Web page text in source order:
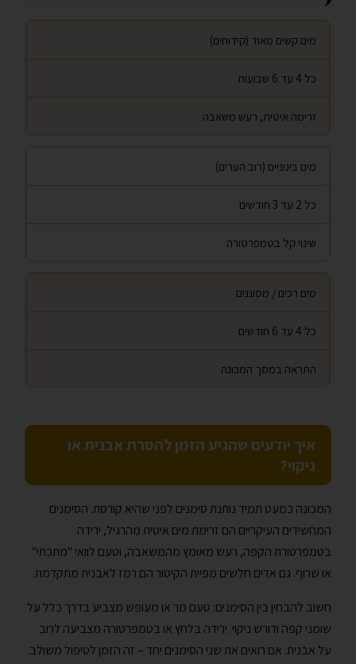
מים קשים מאוד (קידוחים)
כל 4 עד 6 שבועות
זרימה איטית, רעש משאבה
מים בינוניים (רוב הערים)
כל 2 עד 3 חודשים
שינוי קל בטמפרטורה
מים רכים / מסוננים
כל 4 עד 6 חודשים
התראה במסך המכונה
איך יודעים שהגיע הזמן להסרת אבנית או
ניקוי?
המכונה כמעט תמיד נותנת סימנים לפני שהיא קורסת. הסימנים
המחשידים העיקריים הם זרימת מים איטית מהרגיל, ירידה
בטמפרטורת הקפה, רעש מאומץ מהמשאבה, וטעם לוואי "מתכתי"
או שרוף. גם אדים חלשים מפיית הקיטור הם רמז לאבנית מתקדמת.
חשוב להבחין בין הסימנים: טעם מר או מעופש מצביע בדרך כלל על
שומני קפה ודורש ניקוי. ירידה בלחץ או בטמפרטורה מצביעה לרוב
על אבנית. אם רואים את שני הסימנים יחד – זה הזמן לטיפול משולב.